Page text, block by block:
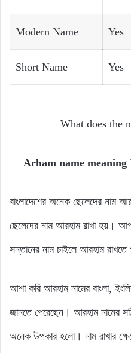
Modern Name Yes
Short Name Yes
What does the
Arham name meaning
বাংলাদেশের অনেক ছেলেদের নাম
ছেলেদের নাম আরহাম রাখা হয়।
সন্তানের নাম চাইলে আরহাম রাখতে
আশা করি আরহাম নামের বাংলা,
জানতে পেরেছেন। আরহাম নামের
অনেক উপকার হলো। নাম রাখার